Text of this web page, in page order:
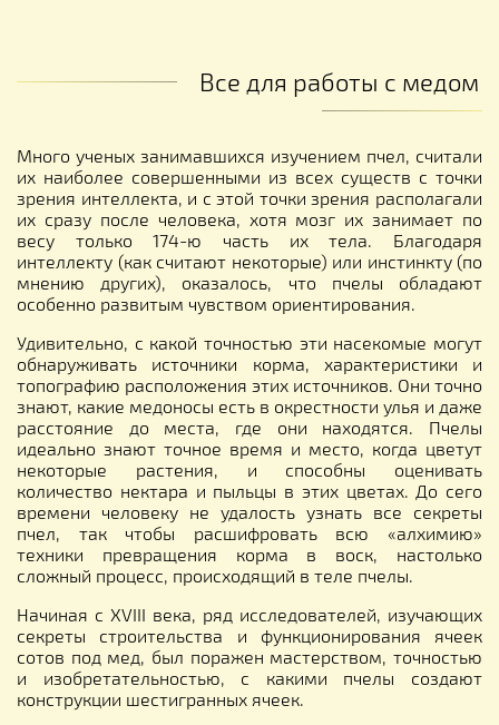
Все для работы с медом
Много ученых занимавшихся изучением пчел, считали
их наиболее совершенными из всех существ с точки
зрения интеллекта, и с этой точки зрения располагали
их сразу после человека, хотя мозг их занимает по
весу только 174-ю часть их тела. Благодаря
интеллекту (как считают некоторые) или инстинкту (по
мнению других), оказалось, что пчелы обладают
особенно развитым чувством ориентирования.
Удивительно, с какой точностью эти насекомые могут
обнаруживать источники корма, характеристики и
топографию расположения этих источников. Они точно
знают, какие медоносы есть в окрестности улья и даже
расстояние до места, где они находятся. Пчелы
идеально знают точное время и место, когда цветут
некоторые растения, и способны оценивать
количество нектара и пыльцы в этих цветах. До сего
времени человеку не удалость узнать все секреты
пчел, так чтобы расшифровать всю «алхимию»
техники превращения корма в воск, настолько
сложный процесс, происходящий в теле пчелы.
Начиная с XVIII века, ряд исследователей, изучающих
секреты строительства и функционирования ячеек
сотов под мед, был поражен мастерством, точностью
и изобретательностью, с какими пчелы создают
конструкции шестигранных ячеек.